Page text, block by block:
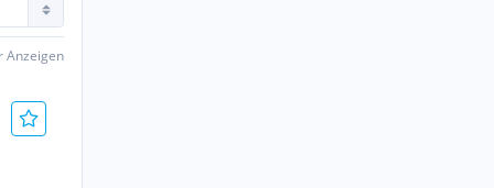
Anzeigen